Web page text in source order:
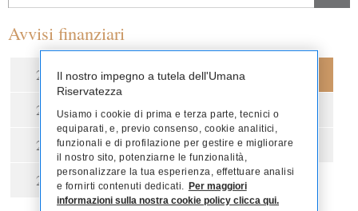
Avvisi finanziari
2026 2025 2024
2022
2021 2020
2019
2018
2017 2016
2015
2014
2013 2012
Il nostro impegno a tutela dell'Umana
Riservatezza
Usiamo i cookie di prima e terza parte, tecnici o
equiparati, e, previo consenso, cookie analitici,
funzionali e di profilazione per gestire e migliorare
il nostro sito, potenziarne le funzionalità,
personalizzare la tua esperienza, effettuare analisi
e fornirti contenuti dedicati. Per maggiori
informazioni sulla nostra cookie policy clicca qui.